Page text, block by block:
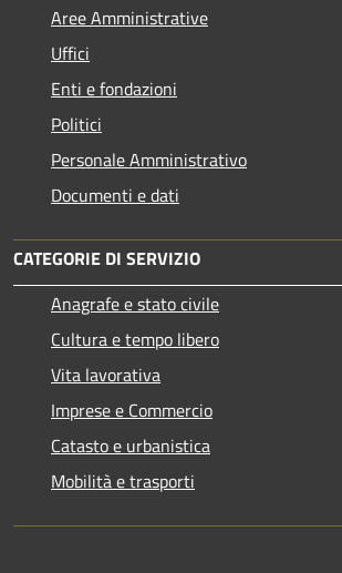
Aree Amministrative
Uffici
Enti e fondazioni
Politici
Personale Amministrativo
Documenti e dati
CATEGORIE DI SERVIZIO
Anagrafe e stato civile
Cultura e tempo libero
Vita lavorativa
Imprese e Commercio
Catasto e urbanistica
Mobilità e trasporti